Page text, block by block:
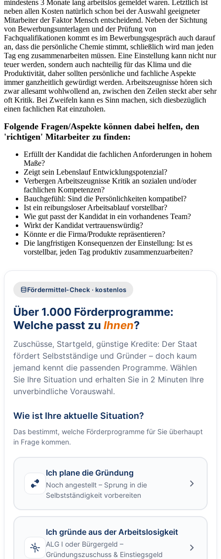
mindestens 3 Monate lang arbeitslos gemeldet waren. Letztlich ist
neben allen Kosten natürlich schon bei der Auswahl geeigneter
Mitarbeiter der Faktor Mensch entscheidend. Neben der Sichtung
von Bewerbungsunterlagen und der Prüfung von
Fachqualifikationen kommt es im Bewerbungsgespräch auch darauf
an, dass die persönliche Chemie stimmt, schließlich wird man jeden
Tag eng zusammenarbeiten müssen. Eine Einstellung kann nicht nur
teuer werden, sondern auch nachteilig für das Klima und die
Produktivität, daher sollten persönliche und fachliche Aspekte
immer ganzheitlich gewürdigt werden. Arbeitszeugnisse hören sich
zwar allesamt wohlwollend an, zwischen den Zeilen steckt aber sehr
oft Kritik. Bei Zweifeln kann es Sinn machen, sich diesbezüglich
einen fachlichen Rat einzuholen.
Folgende Fragen/Aspekte können dabei helfen, den
'richtigen' Mitarbeiter zu finden:
Erfüllt der Kandidat die fachlichen Anforderungen in hohem
Maße?
Zeigt sein Lebenslauf Entwicklungspotenzial?
Verbergen Arbeitszeugnisse Kritik an sozialen und/oder
fachlichen Kompetenzen?
Bauchgefühl: Sind die Persönlichkeiten kompatibel?
Ist ein reibungsloser Arbeitsablauf vorstellbar?
Wie gut passt der Kandidat in ein vorhandenes Team?
Wirkt der Kandidat vertrauenswürdig?
Könnte er die Firma/Produkte repräsentieren?
Die langfristigen Konsequenzen der Einstellung: Ist es
vorstellbar, jeden Tag produktiv zusammenzuarbeiten?
Fördermittel-Check · kostenlos
Über 1.000 Förderprogramme:
Welche passt zu Ihnen?
Zuschüsse, Startgeld, günstige Kredite: Der Staat
fördert Selbstständige und Gründer – doch kaum
jemand kennt die passenden Programme. Wählen
Sie Ihre Situation und erhalten Sie in 2 Minuten Ihre
unverbindliche Vorauswahl.
Wie ist Ihre aktuelle Situation?
Das bestimmt, welche Förderprogramme für Sie überhaupt
in Frage kommen.
Ich plane die Gründung
Noch angestellt – Sprung in die
Selbstständigkeit vorbereiten
Ich gründe aus der Arbeitslosigkeit
ALG I oder Bürgergeld –
Gründungszuschuss & Einstiegsgeld